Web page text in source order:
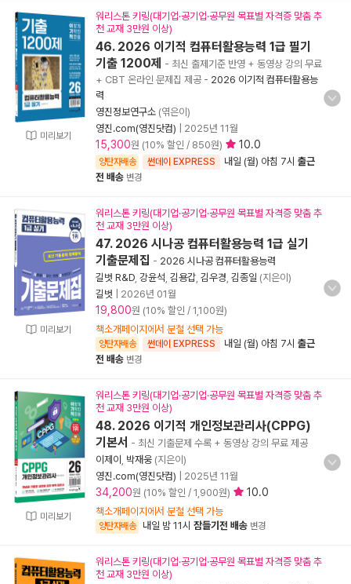
미리보기
워리스톤 키링(대기업·공기업·공무원 목표별 자격증 맞춤 추
천 교재 3만원 이상)
46. 2026 이기적 컴퓨터활용능력 1급 필기
기출 1200제 - 최신 출제기준 반영 + 동영상 강의 무료
+ CBT 온라인 문제집 제공 - 2026 이기적 컴퓨터활용능
력
영진정보연구소 (엮은이)
영진.com(영진닷컴)
2025년 11월
15,300원 (10% 할인 / 850원) 10.0
양탄자배송 썬데이 EXPRESS 내일 (월) 아침 7시 출근
전 배송 변경
미리보기
워리스톤 키링(대기업·공기업·공무원 목표별 자격증 맞춤 추
천 교재 3만원 이상)
47. 2026 시나공 컴퓨터활용능력 1급 실기
기출문제집 - 2026 시나공 컴퓨터활용능력
길벗 R&D 강윤석 김용갑 김우경 김종일 (지은이)
길벗
2026년 01월
19,800원 (10% 할인 / 1,100원)
책소개페이지에서 분철 선택 가능
양탄자배송 썬데이 EXPRESS 내일 (월) 아침 7시 출근
전 배송 변경
미리보기
워리스톤 키링(대기업·공기업·공무원 목표별 자격증 맞춤 추
천 교재 3만원 이상)
48. 2026 이기적 개인정보관리사(CPPG)
기본서 - 최신 기출문제 수록 + 동영상 강의 무료 제공
이제이
박재웅 (지은이)
영진.com(영진닷컴)
2025년 11월
34,200원 (10% 할인 / 1,900원) 10.0
책소개페이지에서 분철 선택 가능
양탄자배송 내일 밤 11시 잠들기전 배송 변경
워리스톤 키링(대기업·공기업·공무원 목표별 자격증 맞춤 추
천 교재 3만원 이상)